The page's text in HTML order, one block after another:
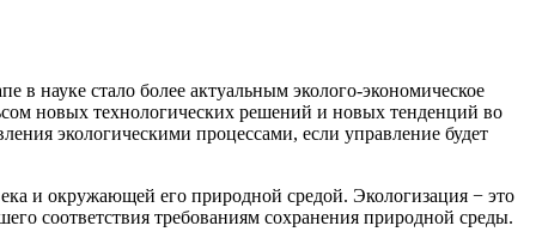
в науке стало более актуальным эколого-экономическое
новых технологических решений и новых тенденций во
экологическими процессами, если управление будет
и окружающей его природной средой. Экологизация − это
соответствия требованиям сохранения природной среды.